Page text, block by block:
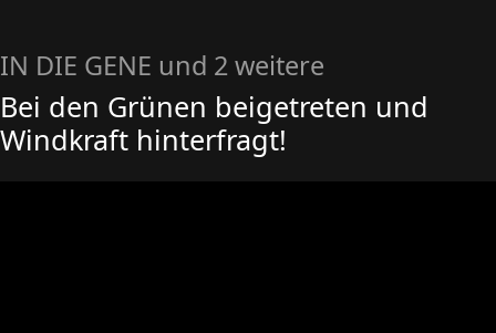
IN DIE GENE und 2 weitere
Bei den Grünen beigetreten und
Windkraft hinterfragt!